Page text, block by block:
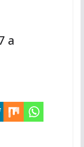
a